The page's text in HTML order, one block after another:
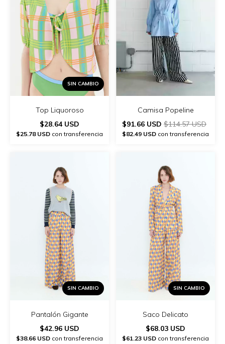
SIN CAMBIO
Top Liquoroso
$28.64 USD
$25.78 USD con transferencia
Camisa Popeline
$91.66 USD $114.57 USD
$82.49 USD con transferencia
SIN CAMBIO
Pantalón Gigante
$42.96 USD
$38.66 USD con transferencia
SIN CAMBIO
Saco Delicato
$68.03 USD
$61.23 USD con transferencia